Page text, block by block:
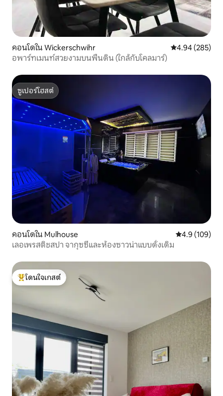
คอนโดใน Wickerschwihr คะแนนเฉลี่ย
4.94 (285)
อพาร์ทเมนท์สวยงามบนพื้นดิน (ใกล้กับโคลมาร์)
ซูเปอร์โฮสต์
ซูเปอร์โฮสต์
คอนโดใน Mulhouse คะแนนเฉลี่ย
4.9 (109)
เลอเพรสติชสปา จากุซซี่และห้องซาวน่าแบบดั้งเดิม
โดนใจเกสต์ที่สุด
โดนใจเกสต์